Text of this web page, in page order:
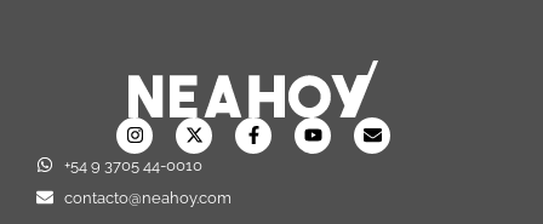
+54 9 3705 44-0010
contacto@neahoy.com